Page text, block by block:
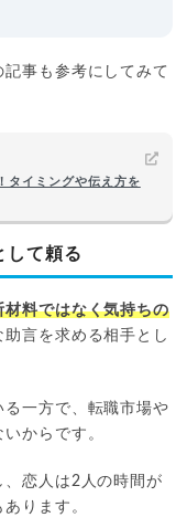
事も参考にしてみて
タイミングや伝え方を
して頼る
材料ではなく気持ちの
言を求める相手とし
一方で、転職市場や
からです。
恋人は2人の時間が
ります。